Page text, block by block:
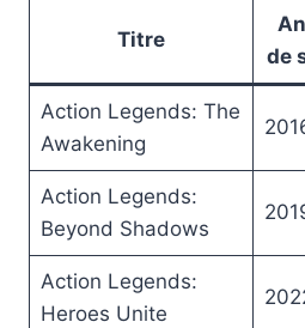
Titre
de
Action Legends: The
Awakening
Action Legends:
Beyond Shadows
Action Legends:
Heroes Unite